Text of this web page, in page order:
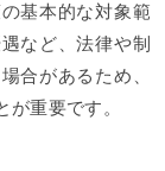
基本的な対象範
など、法律や制
合があるため、
重要です。